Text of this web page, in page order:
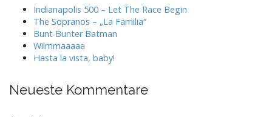
Indianapolis 500 – Let The Race Begin
The Sopranos – „La Familia“
Bunt Bunter Batman
Wilmmaaaaa
Hasta la vista, baby!
Neueste Kommentare